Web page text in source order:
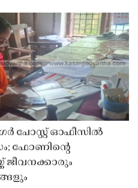
പോസ്റ്റ് ഓഫീസിൽ
ഫോണിൻ്റെ
ജീവനക്കാരും